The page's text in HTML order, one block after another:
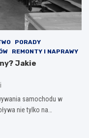
PORADY
REMONTY I NAPRAWY
Jakie
samochodu w
nie tylko na…